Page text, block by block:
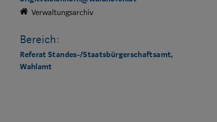
Verwaltungsarchiv
Bereich:
Referat Standes-/Staatsbürgerschaftsamt,
Wahlamt